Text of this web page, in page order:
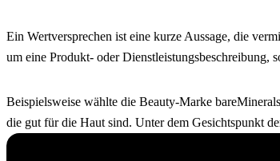
Ein Wertversprechen ist eine kurze Aussage, die
um eine Produkt- oder Dienstleistungsbeschreibung,
Beispielsweise wählte die Beauty-Marke
die gut für die Haut sind. Unter dem Gesichtspunkt